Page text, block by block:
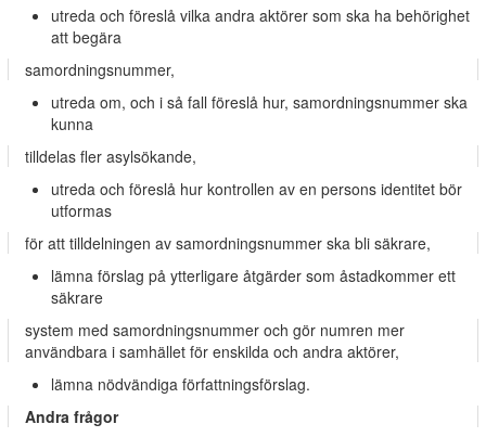
utreda och föreslå vilka andra aktörer som ska ha behörighet
att begära
samordningsnummer,
utreda om, och i så fall föreslå hur, samordningsnummer ska
kunna
tilldelas fler asylsökande,
utreda och föreslå hur kontrollen av en persons identitet bör
utformas
för att tilldelningen av samordningsnummer ska bli säkrare,
lämna förslag på ytterligare åtgärder som åstadkommer ett
säkrare
system med samordningsnummer och gör numren mer
användbara i samhället för enskilda och andra aktörer,
lämna nödvändiga författningsförslag.
Andra frågor